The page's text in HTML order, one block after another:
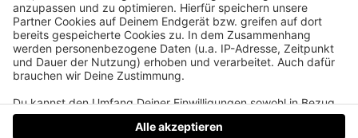
Taubengurrrrru Mike Tyson und James Bond als
Feuerschlucker
DatenschutzImpressumAGBsJobsKontaktWerben